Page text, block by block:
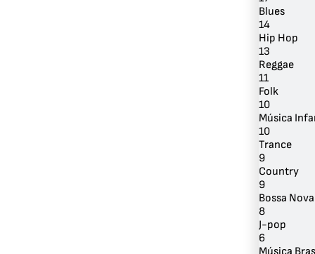
Blues
14
Hip Hop
13
Reggae
11
Folk
10
Música
10
Trance
9
Country
9
Bossa Nova
8
J-pop
6